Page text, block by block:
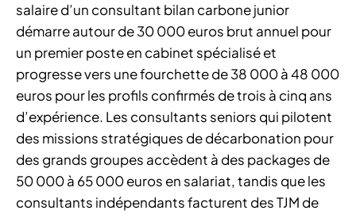
salaire d’un consultant bilan carbone junior
démarre autour de 30 000 euros brut annuel pour
un premier poste en cabinet spécialisé et
progresse vers une fourchette de 38 000 à 48 000
euros pour les profils confirmés de trois à cinq ans
d’expérience. Les consultants seniors qui pilotent
des missions stratégiques de décarbonation pour
des grands groupes accèdent à des packages de
50 000 à 65 000 euros en salariat, tandis que les
consultants indépendants facturent des TJM de